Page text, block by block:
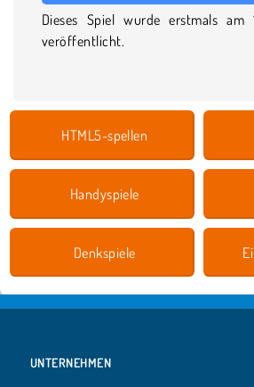
Dieses Spiel wurde erstmals am
veröffentlicht.
HTML5-spellen
Handyspiele
Denkspiele
UNTERNEHMEN